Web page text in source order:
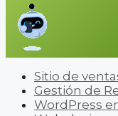
Sitio de
Gestión de
WordPress